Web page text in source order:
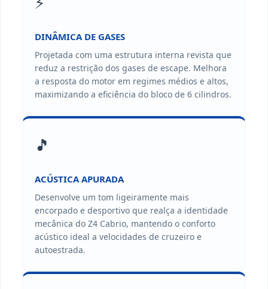
DINÂMICA DE GASES
Projetada com uma estrutura interna revista que
reduz a restrição dos gases de escape. Melhora
a resposta do motor em regimes médios e altos,
maximizando a eficiência do bloco de 6 cilindros.
🎵
ACÚSTICA APURADA
Desenvolve um tom ligeiramente mais
encorpado e desportivo que realça a identidade
mecânica do Z4 Cabrio, mantendo o conforto
acústico ideal a velocidades de cruzeiro e
autoestrada.